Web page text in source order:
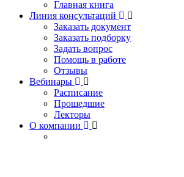
Главная книга
Линия консультаций
Заказать документ
Заказать подборку
Задать вопрос
Помощь в работе
Отзывы
Вебинары
Расписание
Прошедшие
Лекторы
О компании